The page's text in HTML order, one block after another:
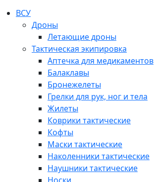
ВСУ
Дроны
Летающие дроны
Тактическая экипировка
Аптечка для медикаментов
Балаклавы
Бронежелеты
Грелки для рук, ног и тела
Жилеты
Коврики тактические
Кофты
Маски тактические
Наколенники тактические
Наушники тактические